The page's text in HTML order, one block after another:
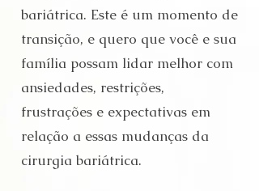
bariátrica. Este é um momento de
transição, e quero que você e sua
família possam lidar melhor com
ansiedades, restrições,
frustrações e expectativas em
relação a essas mudanças da
cirurgia bariátrica.